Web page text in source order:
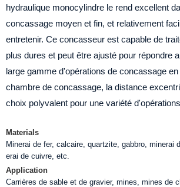
hydraulique monocylindre le rend excellent
concassage moyen et fin, et relativement
entretenir. Ce concasseur est capable de
plus dures et peut être ajusté pour répondre
large gamme d'opérations de concassage
chambre de concassage, la distance
choix polyvalent pour une variété
Materials
Minerai de fer, calcaire, quartzite, gabbro, minerai
erai de cuivre, etc.
Application
Carrières de sable et de gravier, mines, mines de